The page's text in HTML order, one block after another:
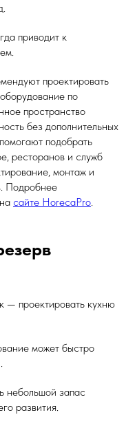
приводит к
проектировать
по
пространство
без дополнительных
подобрать
ресторанов и служб
монтаж и
Подробнее
сайте HorecaPro.
— проектировать кухню
может быстро
небольшой запас
развития.